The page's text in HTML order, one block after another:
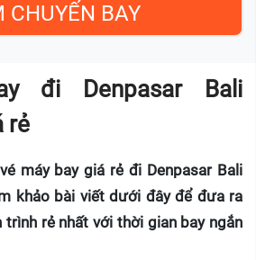
đi Denpasar Bali
rẻ
máy bay giá rẻ đi Denpasar Bali
khảo bài viết dưới đây để đưa ra
rẻ nhất với thời gian bay ngắn